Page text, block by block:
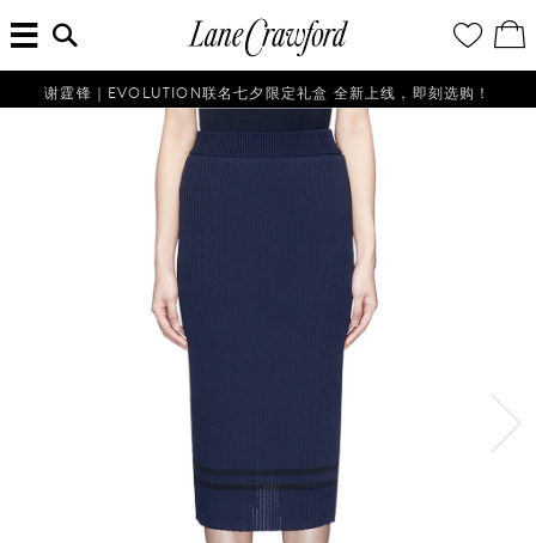
佛
探
的
时
尚
世
界
的
愿
望
清
单
看
／
修
购
单
入
搜
索
信
息...
谢霆锋｜EVOLUTION联名七夕限定礼盒 全新上线，即刻选购！